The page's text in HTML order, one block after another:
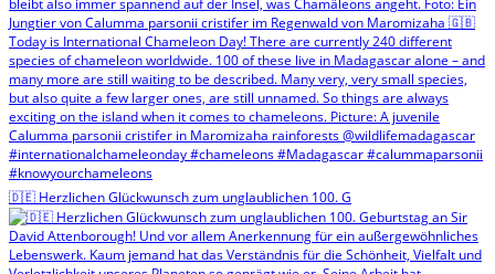
🇩🇪 Herzlichen Glückwunsch zum unglaublichen 100. G